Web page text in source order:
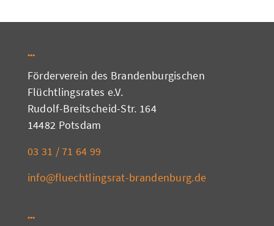
Förderverein des Brandenburgischen
Flüchtlingsrates e.V.
Rudolf-Breitscheid-Str. 164
14482 Potsdam
03 31 / 71 64 99
info@fluechtlingsrat-brandenburg.de